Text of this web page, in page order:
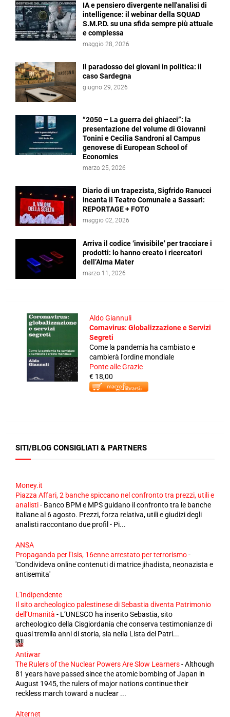
IA e pensiero divergente nell'analisi di
intelligence: il webinar della SQUAD
S.M.P.D. su una sfida sempre più attuale
e complessa
maggio 28, 2026
Il paradosso dei giovani in politica: il
caso Sardegna
giugno 29, 2026
“2050 – La guerra dei ghiacci”: la
presentazione del volume di Giovanni
Tonini e Cecilia Sandroni al Campus
genovese di European School of
Economics
marzo 25, 2026
Diario di un trapezista, Sigfrido Ranucci
incanta il Teatro Comunale a Sassari:
REPORTAGE + FOTO
maggio 02, 2026
Arriva il codice ‘invisibile’ per tracciare i
prodotti: lo hanno creato i ricercatori
dell’Alma Mater
marzo 11, 2026
Aldo Giannuli
Cornavirus: Globalizzazione e Servizi
Segreti
Come la pandemia ha cambiato e
cambierà l'ordine mondiale
Ponte alle Grazie
€ 18,00
SITI/BLOG CONSIGLIATI & PARTNERS
Money.it
Piazza Affari, 2 banche spiccano nel confronto tra prezzi, utili e
analisti- Banco BPM e MPS guidano il confronto tra le banche
italiane al 6 agosto. Prezzi, forza relativa, utili e giudizi degli
analisti raccontano due profil - Pi...
ANSA
Propaganda per l'Isis, 16enne arrestato per terrorismo-
'Condivideva online contenuti di matrice jihadista, neonazista e
antisemita'
L'Indipendente
Il sito archeologico palestinese di Sebastia diventa Patrimonio
dell’Umanità - L’UNESCO ha inserito Sebastia, sito
archeologico della Cisgiordania che conserva testimonianze di
quasi tremila anni di storia, sia nella Lista del Patri...
Antiwar
The Rulers of the Nuclear Powers Are Slow Learners-Although
81 years have passed since the atomic bombing of Japan in
August 1945, the rulers of major nations continue their
reckless march toward a nuclear ...
Alternet